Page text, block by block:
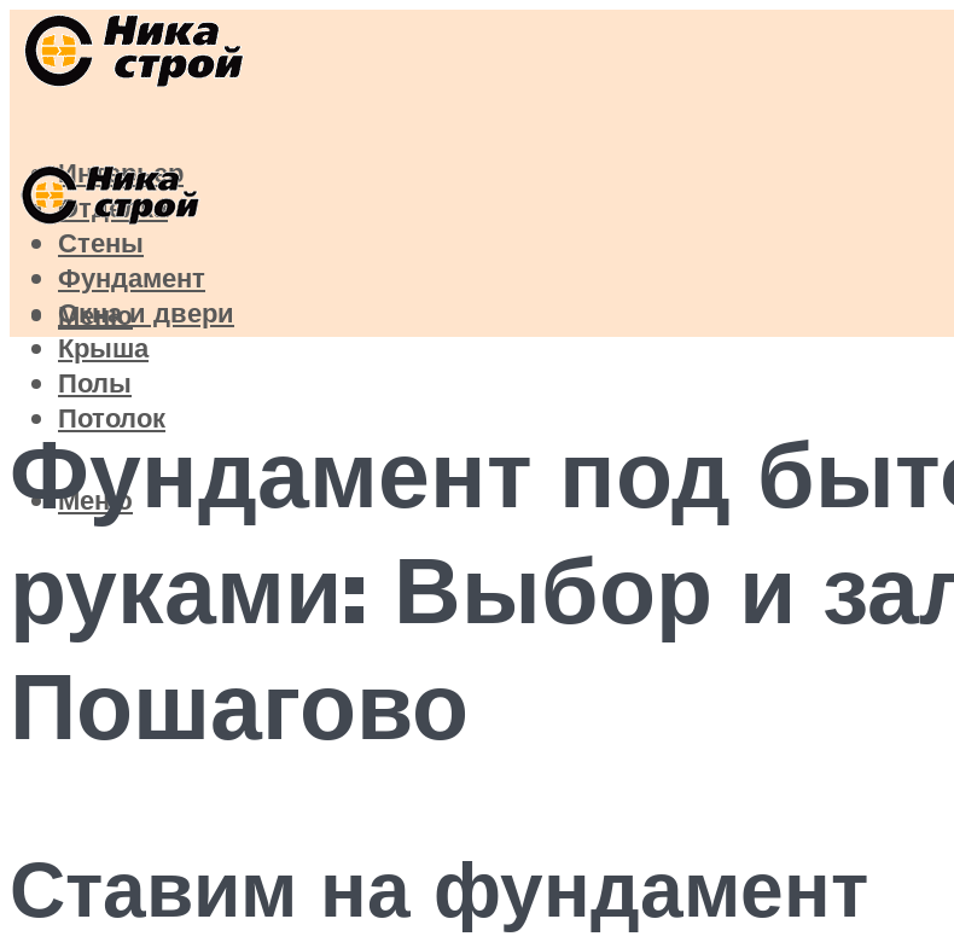
Интерьер
Отделка
Стены
Фундамент
Окна и двери
Крыша
Полы
Потолок
Меню
Меню
Фундамент под
руками: Выбор и
Пошагово
Ставим на фундамент